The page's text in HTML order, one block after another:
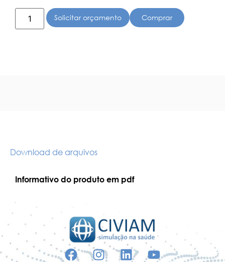
Solicitar orçamento Comprar
Download de arquivos
Informativo do produto em pdf